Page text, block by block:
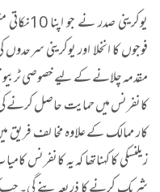
یوکرینی
فوجوں کا انخلا اور یوکرینی سرحدوں
مقدمہ چلانے کے لیے خصوصی
کانفرنس میں حمایت حاصل کرنے
کار ممالک کے علاوہ مخا لف فریق
زیلنسکی کا کہناتھا کہ یہ کانفرنس